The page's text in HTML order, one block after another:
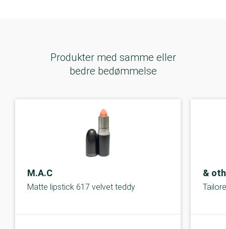
Produkter med samme eller
bedre bedømmelse
M.A.C
Matte lipstick 617 velvet teddy
&